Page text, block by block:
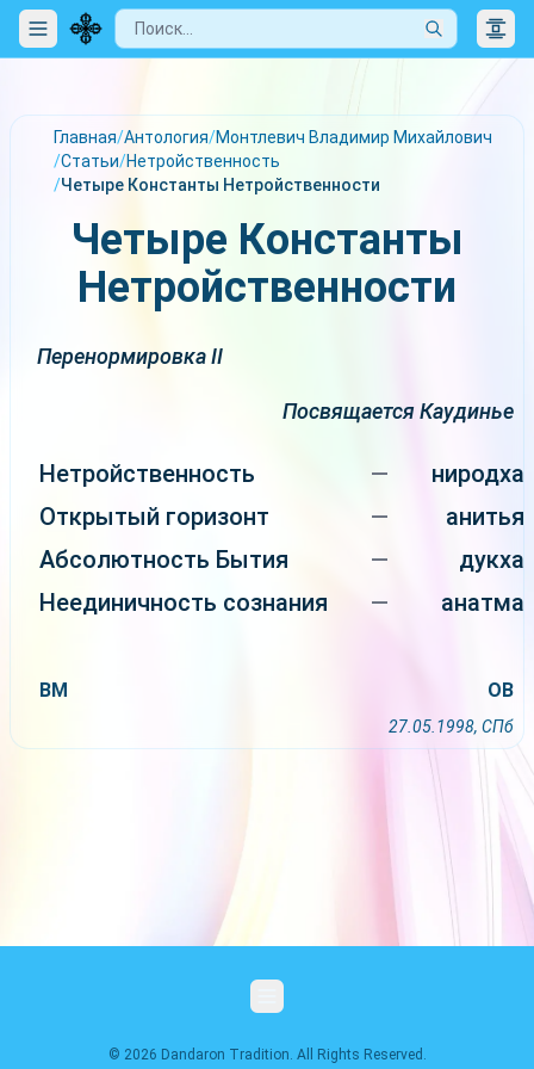
Главная/Антология/Монтлевич Владимир Михайлович
/Статьи/Нетройственность
/Четыре Константы Нетройственности
Четыре Константы
Нетройственности
Перенормировка II
Посвящается Каудинье
Нетройственность —
ниродха
Открытый горизонт
—
анитья
Абсолютность Бытия
—
дукха
Неединичность сознания
— анатма
ВМ ОВ
27.05.1998, СПб
© 2026 Dandaron Tradition. All Rights Reserved.